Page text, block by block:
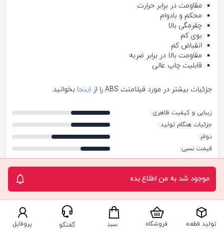
مقاومت در برابر حرارت
محکم و بادوام
چقرمگی بالا
بوی کم
انقباض کم
مقاومت بالا در برابر ضربه
قابلیت چاپ عالی
جزئیات بیشتر در مورد فیلامنت ABS را از اینجا بخوانید.
زیبایی و کیفیت ظاهری:
جزئیات هنگام تولید:
دوام:
قیمت نسبی:
انعطاف پذیری:
ویژگی ها
موجود شد به من اطلاع بده
تولید قطعه فروشگاه سبد گفتگو پروفایل